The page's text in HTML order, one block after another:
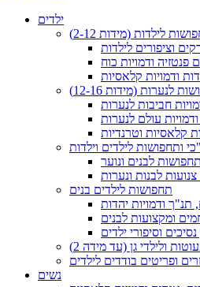
ילדים
לילדות (מידות 2-12)
וציפורים לילדות
פנטזיה ודמויות כוח
ודמויות קלאסיות
לנערות (מידות 12-16)
חביבות לנערות
עולם לנערות
קלאסיות וטרנדיות
ותחפושות לילדים וילדות
לבנים ונוער
לבנות ונערות
תחפושות לילדים בנים
תנ"ך ודמויות יהדות
ומקצועות לבנים
וסיפורי ילדים
ולילדי גן (עד מידה 2)
ופריטים בודדים לילדים
נשים